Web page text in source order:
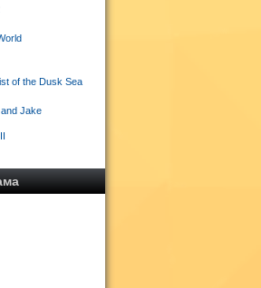
of the Dusk Sea
Jake